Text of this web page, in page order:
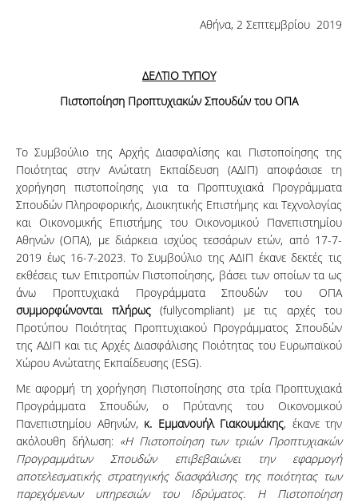
Αθήνα, 2 Σεπτεμβρίου 2019
ΔΕΛΤΙΟ ΤΥΠΟΥ
Πιστοποίηση Προπτυχιακών Σπουδών του ΟΠΑ
Το Συμβούλιο της Αρχής Διασφαλίσης και Πιστοποίησης της
Ποιότητας στην Ανώτατη Εκπαίδευση (ΑΔΙΠ) αποφάσισε τη
χορήγηση πιστοποίησης για τα Προπτυχιακά Προγράμματα
Σπουδών Πληροφορικής, Διοικητικής Επιστήμης και Τεχνολογίας
και Οικονομικής Επιστήμης του Οικονομικού Πανεπιστημίου
Αθηνών (ΟΠΑ), με διάρκεια ισχύος τεσσάρων ετών, από 17-7-
2019 έως 16-7-2023. Το Συμβούλιο της ΑΔΙΠ έκανε δεκτές τις
εκθέσεις των Επιτροπών Πιστοποίησης, βάσει των οποίων τα ως
άνω Προπτυχιακά Προγράμματα Σπουδών του ΟΠΑ
συμμορφώνονται πλήρως(fullycompliant) με τις αρχές του
Προτύπου Ποιότητας Προπτυχιακού Προγράμματος Σπουδών
της ΑΔΙΠ και τις Αρχές Διασφάλισης Ποιότητας του Ευρωπαϊκού
Χώρου Ανώτατης Εκπαίδευσης (ESG).
Με αφορμή τη χορήγηση Πιστοποίησης στα τρία Προπτυχιακά
Προγράμματα Σπουδών, ο Πρύτανης του Οικονομικού
Πανεπιστημίου Αθηνών, κ. Εμμανουήλ Γιακουμάκης, έκανε την
ακόλουθη δήλωση: «Η Πιστοποίηση των τριών Προπτυχιακών
Προγραμμάτων Σπουδών επιβεβαιώνει την εφαρμογή
αποτελεσματικής στρατηγικής διασφάλισης της ποιότητας των
παρεχόμενων υπηρεσιών του Ιδρύματος. Η Πιστοποίηση